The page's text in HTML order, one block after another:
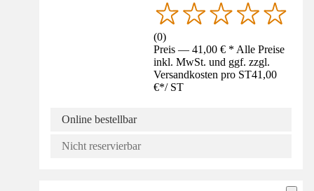
(0)
Preis — 41,00 € * Alle Preise
inkl. MwSt. und ggf. zzgl.
Versandkosten pro ST41,00
€*/ ST
Online bestellbar
Nicht reservierbar